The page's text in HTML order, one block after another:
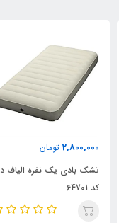
2,850,000 تومان
تشک بادی دو نفره الیاف دار
کد 64703